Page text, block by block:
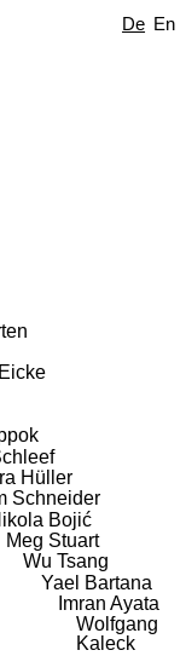
De En
Hüller
Schneider
Bojić
Meg Stuart
Wu Tsang
Yael Bartana
Imran Ayata
Wolfgang
Kaleck